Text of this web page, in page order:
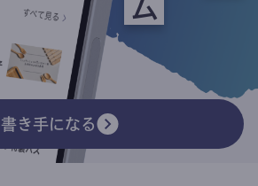
書き手になる